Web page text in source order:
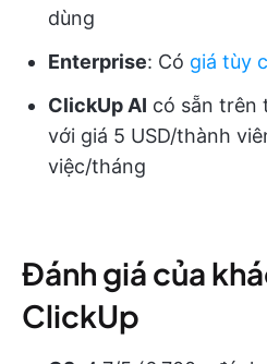
dùng
Enterprise: Có giá tùy
ClickUp AI có sẵn trên
với giá 5 USD/thành
việc/tháng
Đánh giá của
ClickUp